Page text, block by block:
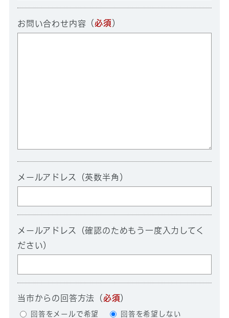
お問い合わせ内容 （必須 ）
メールアドレス（英数半角）
メールアドレス（確認のためもう一度入力してく
ださい）
当市からの回答方法 （必須）
回答をメールで希望 回答を希望しない